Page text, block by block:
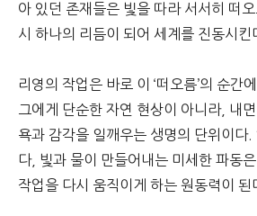
아 있던 존재들은 빛을 따라 서서히 떠
시 하나의 리듬이 되어 세계를 진동시킨
리영의 작업은 바로 이 ‘떠오름’의 순간
그에게 단순한 자연 현상이 아니라, 내
욕과 감각을 일깨우는 생명의 단위이다
다, 빛과 물이 만들어내는 미세한 파동
작업을 다시 움직이게 하는 원동력이 된